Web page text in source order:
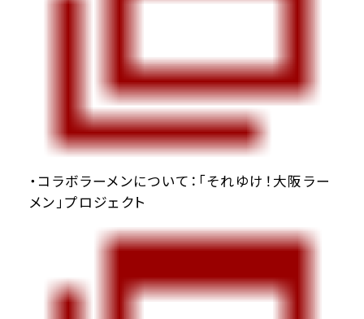
・ コラボラーメンについて：「それゆけ！大阪ラー
メン」プロジェクト